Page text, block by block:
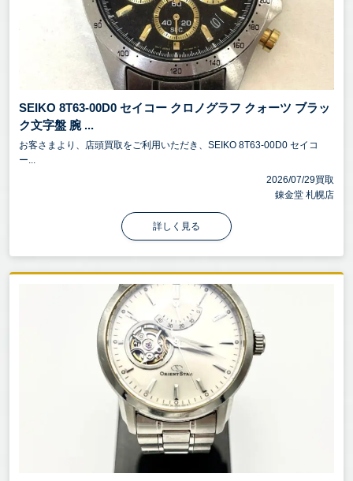
SEIKO 8T63-00D0 セイコー クロノグラフ クォーツ ブラッ
ク文字盤 腕 ...
お客さまより、店頭買取をご利用いただき、SEIKO 8T63-00D0 セイコ
ー...
2026/07/29買取
錬金堂 札幌店
詳しく見る